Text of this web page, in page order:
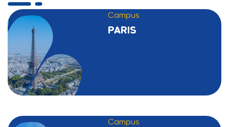
Campus
PARIS
Campus